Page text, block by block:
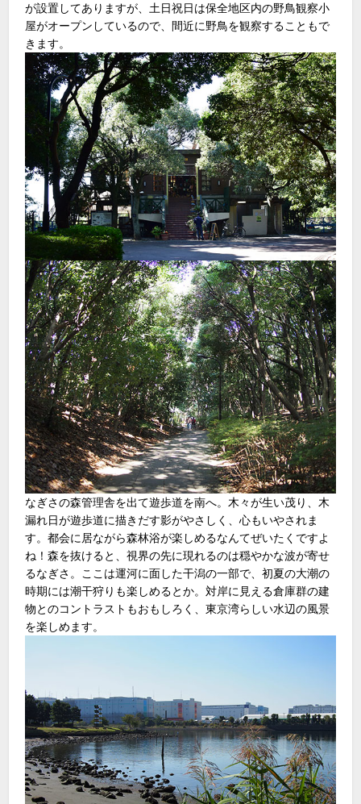
が設置してありますが、土日祝日は保全地区内の野鳥観察小
屋がオープンしているので、間近に野鳥を観察することもで
きます。
なぎさの森管理舎を出て遊歩道を南へ。木々が生い茂り、木
漏れ日が遊歩道に描きだす影がやさしく、心もいやされま
す。都会に居ながら森林浴が楽しめるなんてぜいたくですよ
ね！森を抜けると、視界の先に現れるのは穏やかな波が寄せ
るなぎさ。ここは運河に面した干潟の一部で、初夏の大潮の
時期には潮干狩りも楽しめるとか。対岸に見える倉庫群の建
物とのコントラストもおもしろく、東京湾らしい水辺の風景
を楽しめます。